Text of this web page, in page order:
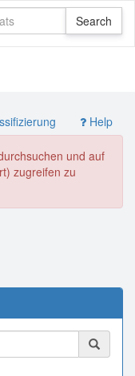
Help
und auf
zugreifen zu